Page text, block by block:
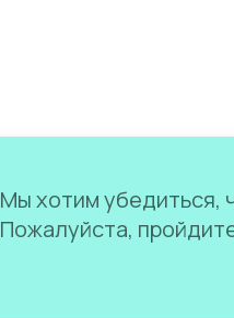
Мы хотим убедиться,
Пожалуйста,